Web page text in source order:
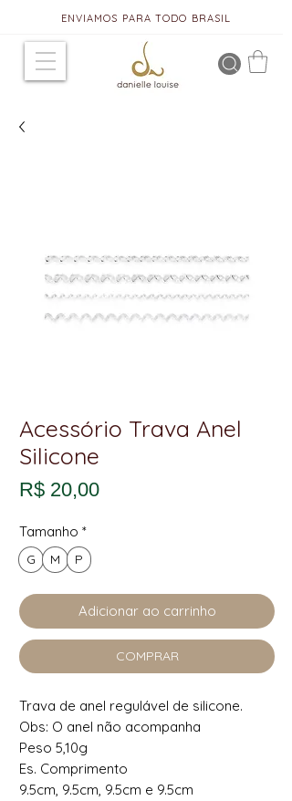
ENVIAMOS PARA TODO BRASIL
Acessório Trava Anel
Silicone
R$ 20,00Preço
Tamanho *
G M P
Adicionar ao carrinho
COMPRAR
Trava de anel regulável de silicone.
Obs: O anel não acompanha
Peso 5,10g
Es. Comprimento
9.5cm, 9.5cm, 9.5cm e 9.5cm